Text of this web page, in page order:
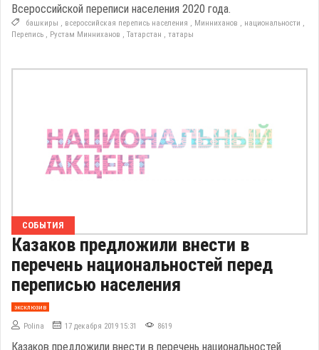
Всероссийской переписи населения 2020 года.
башкиры , всероссийская перепись населения , Минниханов , национальности ,
Перепись , Рустам Минниханов , Татарстан , татары
СОБЫТИЯ
Казаков предложили внести в
перечень национальностей перед
переписью населения
эксклюзив
Polina 17 декабря 2019 15:31 8619
Казаков предложили внести в перечень национальностей